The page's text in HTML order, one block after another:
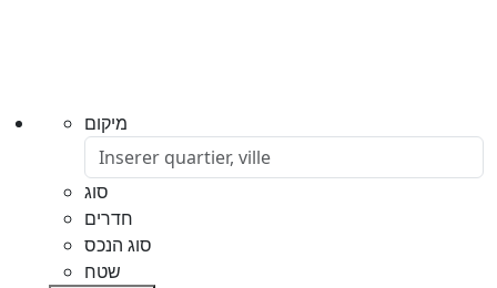
מיקום
סוג
חדרים
סוג הנכס
שטח